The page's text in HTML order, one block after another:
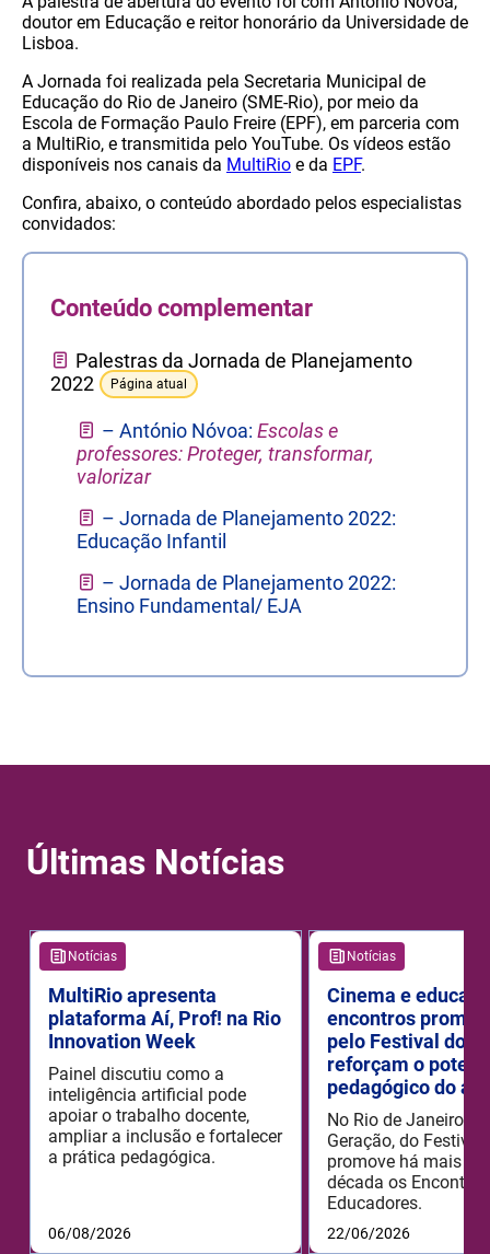
doutor em Educação e reitor honorário da Universidade de
Lisboa.
A Jornada foi realizada pela Secretaria Municipal de
Educação do Rio de Janeiro (SME-Rio), por meio da
Escola de Formação Paulo Freire (EPF), em parceria com
a MultiRio, e transmitida pelo YouTube. Os vídeos estão
disponíveis nos canais da MultiRio e da EPF.
Confira, abaixo, o conteúdo abordado pelos especialistas
convidados:
Conteúdo complementar
Palestras da Jornada de Planejamento
2022
Página atual
– António Nóvoa: Escolas e
professores: Proteger, transformar,
valorizar
– Jornada de Planejamento 2022:
Educação Infantil
– Jornada de Planejamento 2022:
Ensino Fundamental/ EJA
Últimas Notícias
Notícias
MultiRio apresenta
plataforma Aí, Prof! na Rio
Innovation Week
Painel discutiu como a
inteligência artificial pode
apoiar o trabalho docente,
ampliar a inclusão e fortalecer
a prática pedagógica.
06/08/2026
Notícias
Cinema e
encontros
pelo Festival do
reforçam o
pedagógico do
No Rio de Janeiro, o
Geração, do Festival
promove há mais de
década os
Educadores.
22/06/2026